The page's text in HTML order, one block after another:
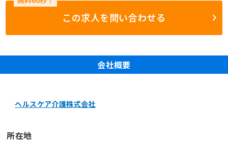
この求人を問い合わせる
会社概要
ヘルスケア介護株式会社
所在地